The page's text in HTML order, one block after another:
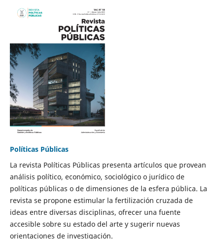
Políticas Públicas
La revista Políticas Públicas presenta artículos que provean
análisis político, económico, sociológico o jurídico de
políticas públicas o de dimensiones de la esfera pública. La
revista se propone estimular la fertilización cruzada de
ideas entre diversas disciplinas, ofrecer una fuente
accesible sobre su estado del arte y sugerir nuevas
orientaciones de investigación.